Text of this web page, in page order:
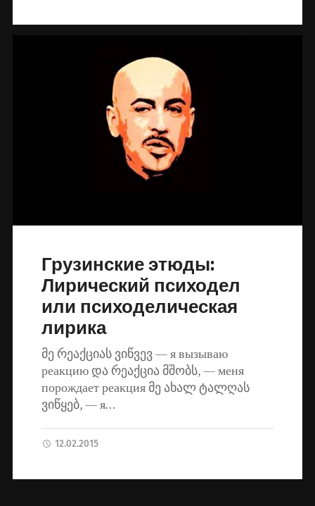
Грузинские этюды:
Лирический психодел
или психоделическая
лирика
მე რეაქციას ვიწვევ — я вызываю
реакцию და რეაქცია მშობს, — меня
порождает реакция მე ახალ ტალღას
ვიწყებ, — я…
12.02.2015